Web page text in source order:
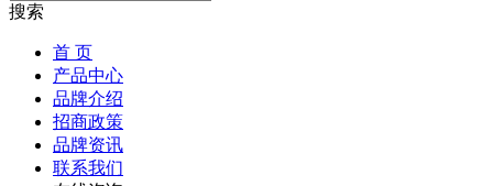
搜索
首 页
产品中心
品牌介绍
招商政策
品牌资讯
联系我们